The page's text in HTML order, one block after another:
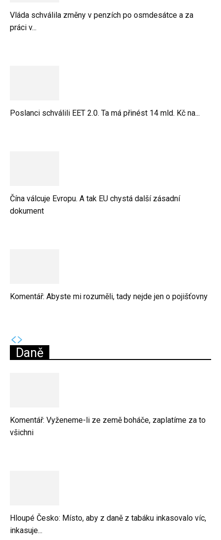
Vláda schválila změny v penzích po osmdesátce a za
práci v...
Poslanci schválili EET 2.0. Ta má přinést 14 mld. Kč na...
Čína válcuje Evropu. A tak EU chystá další zásadní
dokument
Komentář: Abyste mi rozuměli, tady nejde jen o pojišťovny
Daně
Komentář: Vyženeme-li ze země boháče, zaplatíme za to
všichni
Hloupé Česko: Místo, aby z daně z tabáku inkasovalo víc,
inkasuje...